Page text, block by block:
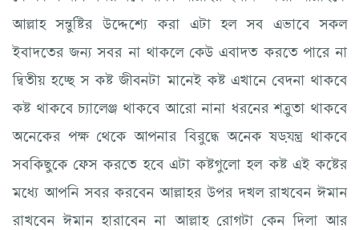
আল্লাহ সন্তুষ্টির উদ্দেশ্যে করা এটা হল সব এভাবে সকল
ইবাদতের জন্য সবর না থাকলে কেউ এবাদত করতে পারে না
দ্বিতীয় হচ্ছে স কষ্ট জীবনটা মানেই কষ্ট এখানে বেদনা থাকবে
কষ্ট থাকবে চ্যালেঞ্জ থাকবে আরো নানা ধরনের শত্রুতা থাকবে
অনেকের পক্ষ থেকে আপনার বিরুদ্ধে অনেক ষড়যন্ত্র থাকবে
সবকিছুকে ফেস করতে হবে এটা কষ্টগুলো হল কষ্ট এই কষ্টের
মধ্যে আপনি সবর করবেন আল্লাহর উপর দখল রাখবেন ঈমান
রাখবেন ঈমান হারাবেন না আল্লাহ রোগটা কেন দিলা আর